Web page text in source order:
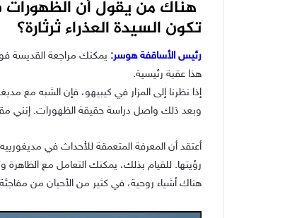
هناك من يقول أن
تكون السيدة العذراء ثرثارة؟
رئيس الأساقفة هوسر: يمكنك مراجعة القديسة
هذا عقبة رئيسية.
إذا نظرنا إلى المزار في كيبيهو، فإن الشبه مع
وبعد ذلك واصل دراسة حقيقة الظهورات. إنني
أعتقد أن المعرفة المتعمقة للأحداث في
رؤيتها. للقيام بذلك، يمكنك التعامل مع
هناك أشياء روحية، في كثير من الأحيان من